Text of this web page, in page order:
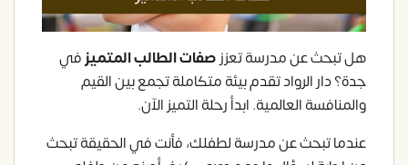
هل تبحث عن مدرسة تعززصفات الطالب المتميزفي
جدة؟ دار الرواد تقدم بيئة متكاملة تجمع بين القيم
والمنافسة العالمية. ابدأ رحلة التميز الآن.
عندما تبحث عن مدرسة لطفلك، فأنت في الحقيقة تبحث